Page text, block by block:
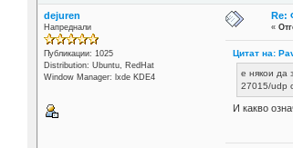
dejuren
Напреднали
Публикации: 1025
Distribution: Ubuntu, RedHat
Window Manager: lxde KDE4
Re:
«
Цитат на:
е някои да
27015/udp
И какво